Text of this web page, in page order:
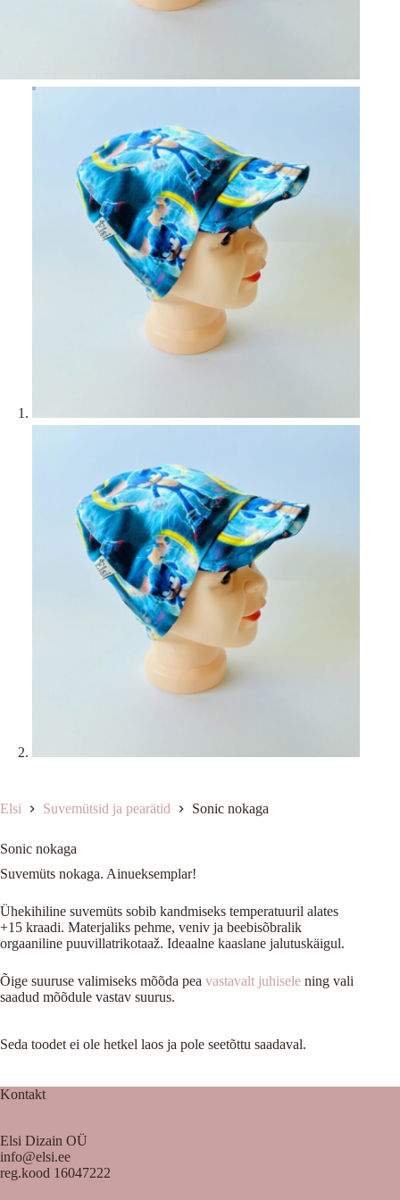
Elsi Suvemütsid ja pearätid Sonic nokaga
Sonic nokaga
Suvemüts nokaga. Ainueksemplar!
Ühekihiline suvemüts sobib kandmiseks temperatuuril alates
+15 kraadi. Materjaliks pehme, veniv ja beebisõbralik
orgaaniline puuvillatrikotaaž. Ideaalne kaaslane jalutuskäigul.
Õige suuruse valimiseks mõõda pea vastavalt juhisele ning vali
saadud mõõdule vastav suurus.
Seda toodet ei ole hetkel laos ja pole seetõttu saadaval.
Kontakt
Elsi Dizain OÜ
info@elsi.ee
reg.kood 16047222